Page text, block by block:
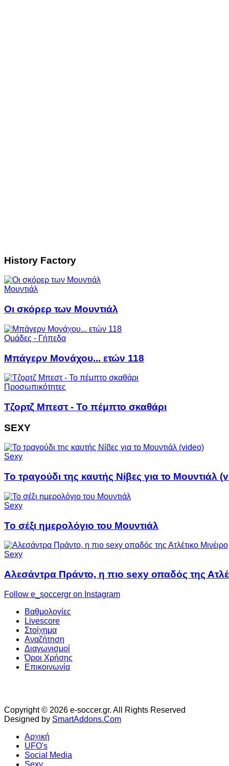
History Factory
Μουντιάλ
Οι σκόρερ των Μουντιάλ
Ομάδες - Γήπεδα
Μπάγερν Μονάχου... ετών 118
Προσωπικότητες
Τζορτζ Μπεστ - Το πέμπτο σκαθάρι
SEXY
Sexy
Το τραγούδι της καυτής Νίβες για το Μουντιάλ
Sexy
Το σέξι ημερολόγιο του Μουντιάλ
Sexy
Αλεσάντρα Πράντο, η πιο sexy οπαδός της
Follow e_soccergr on Instagram
Βαθμολογίες
Livescore
Στοίχημα
Αναζήτηση
Διαγωνισμοί
Όροι Χρήσης
Επικοινωνία
Copyright © 2026 e-soccer.gr. All Rights Reserved
Designed by SmartAddons.Com
Αρχική
UFO's
Social Media
Sexy